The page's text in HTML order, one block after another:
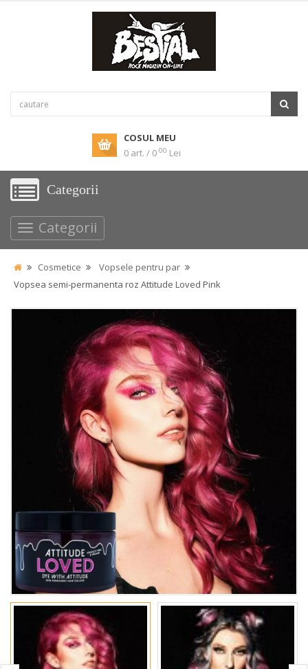
COSUL MEU
0 art. / 0 00 Lei
Categorii
Categorii
Cosmetice
Vopsele pentru par
Vopsea semi-permanenta roz Attitude Loved Pink